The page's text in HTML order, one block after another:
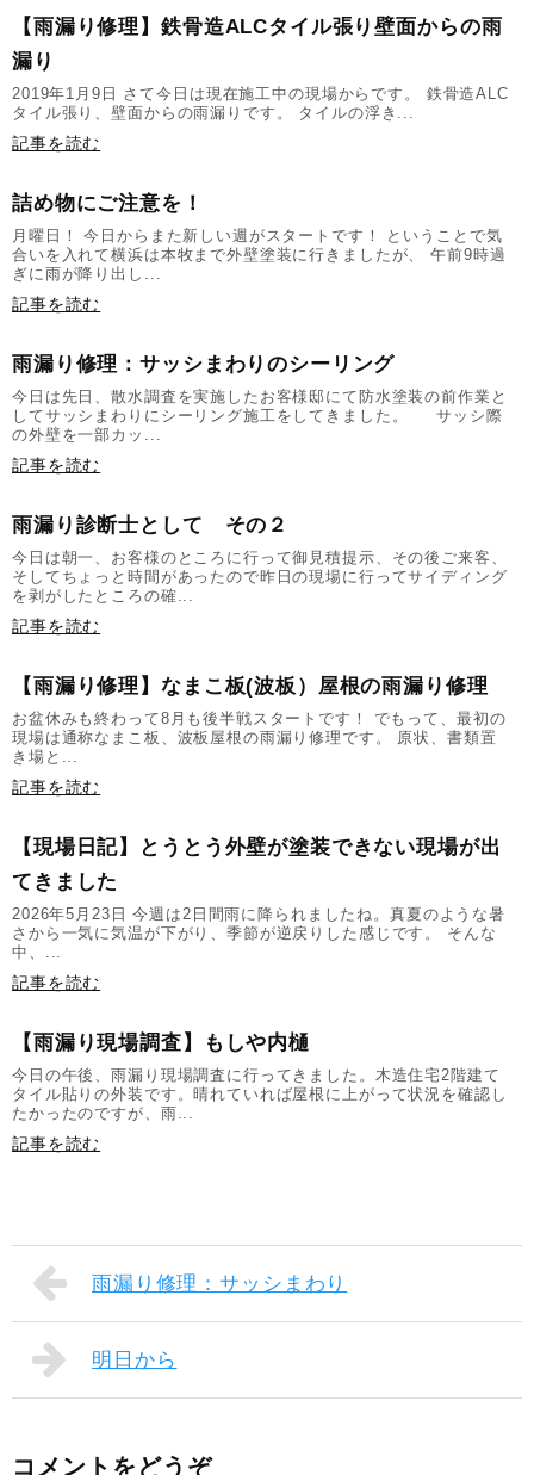
【雨漏り修理】鉄骨造ALCタイル張り壁面からの雨
漏り
2019年1月9日 さて今日は現在施工中の現場からです。 鉄骨造ALC
タイル張り、壁面からの雨漏りです。 タイルの浮き...
記事を読む
詰め物にご注意を！
月曜日！ 今日からまた新しい週がスタートです！ ということで気
合いを入れて横浜は本牧まで外壁塗装に行きましたが、 午前9時過
ぎに雨が降り出し...
記事を読む
雨漏り修理：サッシまわりのシーリング
今日は先日、散水調査を実施したお客様邸にて防水塗装の前作業と
してサッシまわりにシーリング施工をしてきました。 サッシ際
の外壁を一部カッ...
記事を読む
雨漏り診断士として その２
今日は朝一、お客様のところに行って御見積提示、その後ご来客、
そしてちょっと時間があったので昨日の現場に行ってサイディング
を剥がしたところの確...
記事を読む
【雨漏り修理】なまこ板(波板）屋根の雨漏り修理
お盆休みも終わって8月も後半戦スタートです！ でもって、最初の
現場は通称なまこ板、波板屋根の雨漏り修理です。 原状、書類置
き場と...
記事を読む
【現場日記】とうとう外壁が塗装できない現場が出
てきました
2026年5月23日 今週は2日間雨に降られましたね。真夏のような暑
さから一気に気温が下がり、季節が逆戻りした感じです。 そんな
中、...
記事を読む
【雨漏り現場調査】もしや内樋
今日の午後、雨漏り現場調査に行ってきました。木造住宅2階建て
タイル貼りの外装です。晴れていれば屋根に上がって状況を確認し
たかったのですが、雨...
記事を読む
雨漏り修理：サッシまわり
明日から
コメントをどうぞ